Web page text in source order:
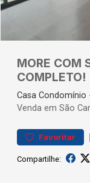
MORE COM
COMPLETO!
Casa Condomínio
Venda em São
Favoritar
Compartilhe: